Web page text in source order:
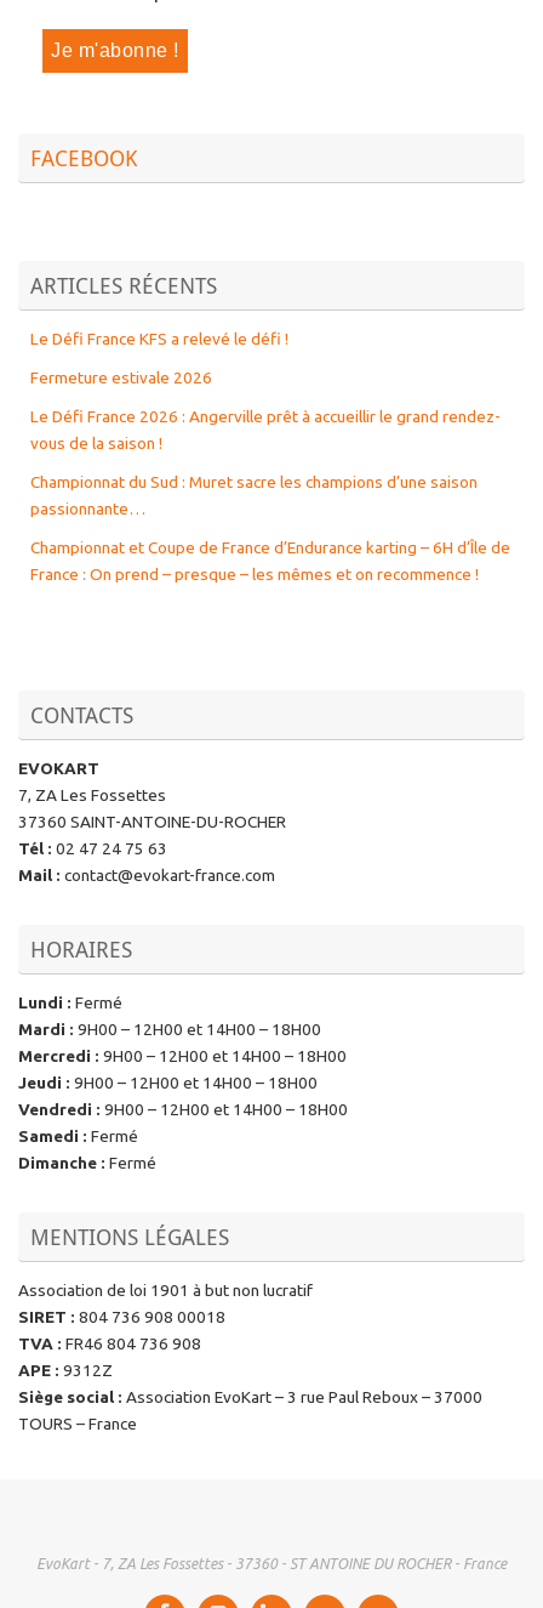
FACEBOOK
ARTICLES RÉCENTS
Le Défi France KFS a relevé le défi !
Fermeture estivale 2026
Le Défi France 2026 : Angerville prêt à accueillir le grand rendez-
vous de la saison !
Championnat du Sud : Muret sacre les champions d’une saison
passionnante…
Championnat et Coupe de France d’Endurance karting – 6H d’Île de
France : On prend – presque – les mêmes et on recommence !
CONTACTS
EVOKART
7, ZA Les Fossettes
37360 SAINT-ANTOINE-DU-ROCHER
Tél : 02 47 24 75 63
Mail : contact@evokart-france.com
HORAIRES
Lundi : Fermé
Mardi : 9H00 – 12H00 et 14H00 – 18H00
Mercredi : 9H00 – 12H00 et 14H00 – 18H00
Jeudi : 9H00 – 12H00 et 14H00 – 18H00
Vendredi : 9H00 – 12H00 et 14H00 – 18H00
Samedi : Fermé
Dimanche : Fermé
MENTIONS LÉGALES
Association de loi 1901 à but non lucratif
SIRET : 804 736 908 00018
TVA : FR46 804 736 908
APE : 9312Z
Siège social : Association EvoKart – 3 rue Paul Reboux – 37000
TOURS – France
EvoKart - 7, ZA Les Fossettes - 37360 - ST ANTOINE DU ROCHER - France